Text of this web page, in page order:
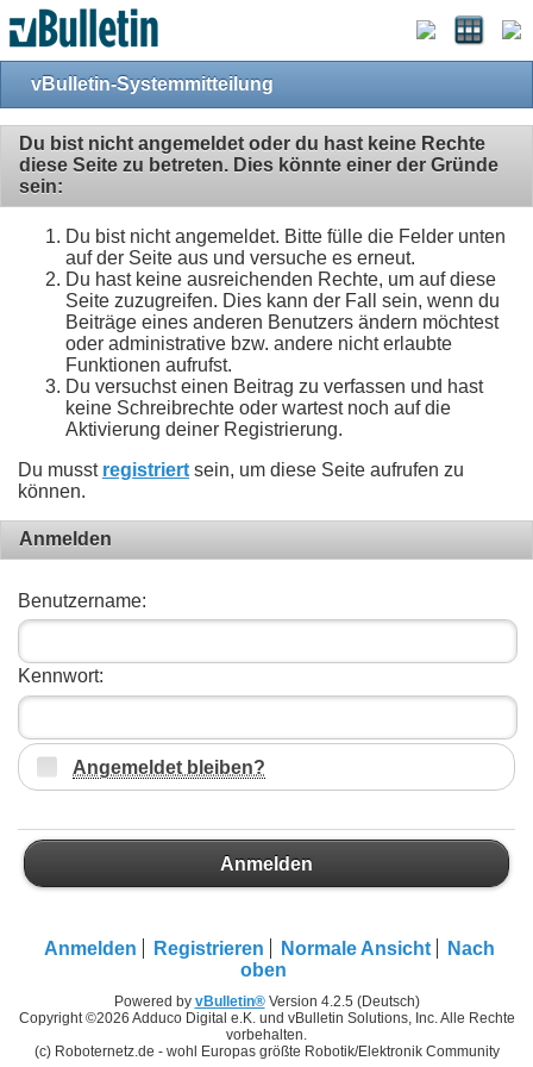
vBulletin-Systemmitteilung
Du bist nicht angemeldet oder du hast keine Rechte
diese Seite zu betreten. Dies könnte einer der Gründe
sein:
Du bist nicht angemeldet. Bitte fülle die Felder unten
auf der Seite aus und versuche es erneut.
Du hast keine ausreichenden Rechte, um auf diese
Seite zuzugreifen. Dies kann der Fall sein, wenn du
Beiträge eines anderen Benutzers ändern möchtest
oder administrative bzw. andere nicht erlaubte
Funktionen aufrufst.
Du versuchst einen Beitrag zu verfassen und hast
keine Schreibrechte oder wartest noch auf die
Aktivierung deiner Registrierung.
Du musst registriert sein, um diese Seite aufrufen zu
können.
Anmelden
Benutzername:
Kennwort:
Angemeldet bleiben?
Anmelden
Anmelden Registrieren Normale Ansicht
Nach
oben
Powered by vBulletin®Version 4.2.5 (Deutsch)
Copyright ©2026 Adduco Digital e.K. und vBulletin Solutions, Inc. Alle Rechte
vorbehalten.
(c) Roboternetz.de - wohl Europas größte Robotik/Elektronik Community